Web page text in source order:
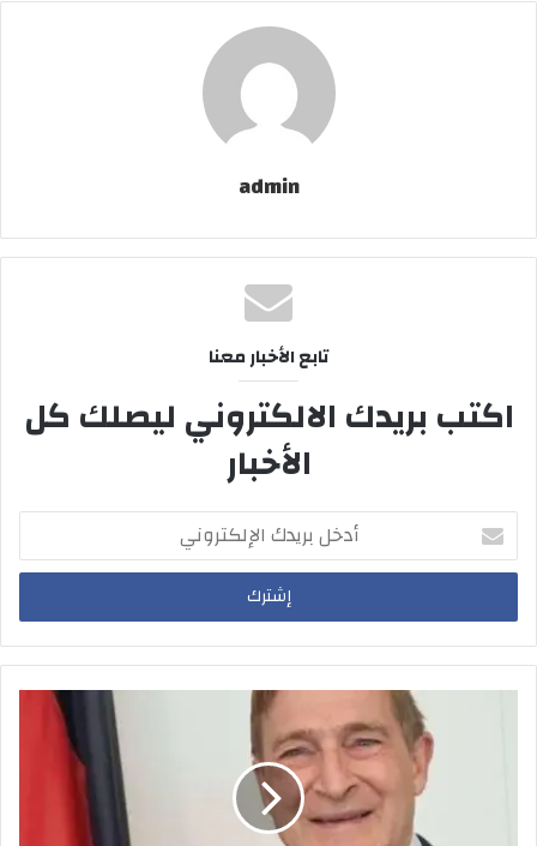
admin
تابع الأخبار معنا
اكتب بريدك الالكتروني ليصلك كل
الأخبار
أدخل
بريدك
الإلكتروني